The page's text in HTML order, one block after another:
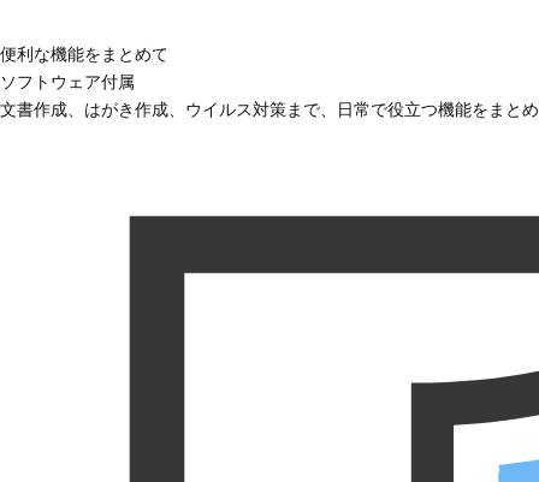
便利な機能をまとめて
ソフトウェア付属
文書作成、はがき作成、ウイルス対策まで、日常で役立つ機能をまと